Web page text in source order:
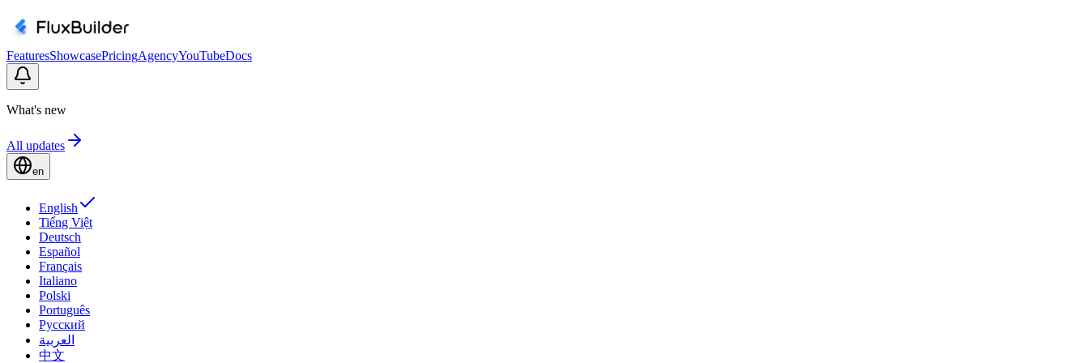
FeaturesShowcasePricingAgencyYouTubeDocs
What's new
All updates
en
English
Tiếng Việt
Deutsch
Español
Français
Italiano
Polski
Português
Русский
العربية
中文